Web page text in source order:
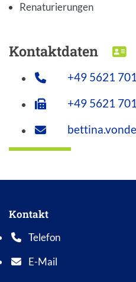
Kontaktdaten
+49 5621
+49 5621
Renaturierungen
Kontakt
Telefon
Telefonnummer: 0 5 6 2 1 7 0
E-Mail
E-Mail Adresse: info@bad-